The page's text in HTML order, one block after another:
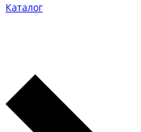
Каталог